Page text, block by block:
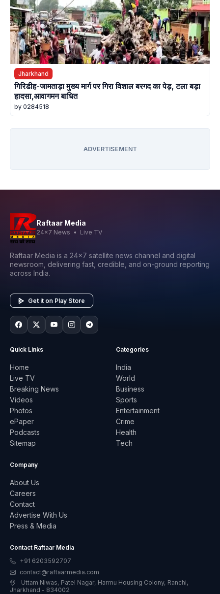
Jharkhand
गिरिडीह-जामताड़ा मुख्य मार्ग पर गिरा विशाल बरगद का पेड़, टला बड़ा
हादसा,आवागमन बाधित
by 0284518
ADVERTISEMENT
Raftaar Media
24x7 News • Live TV
Raftaar Media is a 24x7 satellite news channel and digital
newsroom, delivering fast, credible, and on-ground reporting
across India.
Get it on Play Store
Quick Links
Home
Live TV
Breaking News
Videos
Photos
ePaper
Podcasts
Sitemap
Categories
India
World
Business
Sports
Entertainment
Crime
Health
Tech
Company
About Us
Careers
Contact
Advertise With Us
Press & Media
Contact Raftaar Media
+91 6203592707
contact@raftaarmedia.com
Uttam Niwas, Patel Nagar, Harmu Housing Colony, Ranchi,
Jharkhand - 834002